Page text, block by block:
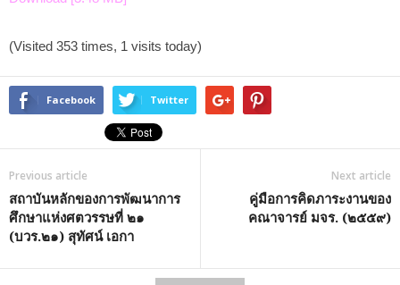
(Visited 353 times, 1 visits today)
Facebook Twitter
Previous article
สถาบันหลักของการพัฒนาการ
ศึกษาแห่งศตวรรษที่ ๒๑
(บวร.๒๑) สุทัศน์ เอกา
Next article
คู่มือการคิดภาระงานของ
คณาจารย์ มจร. (๒๕๕๙)